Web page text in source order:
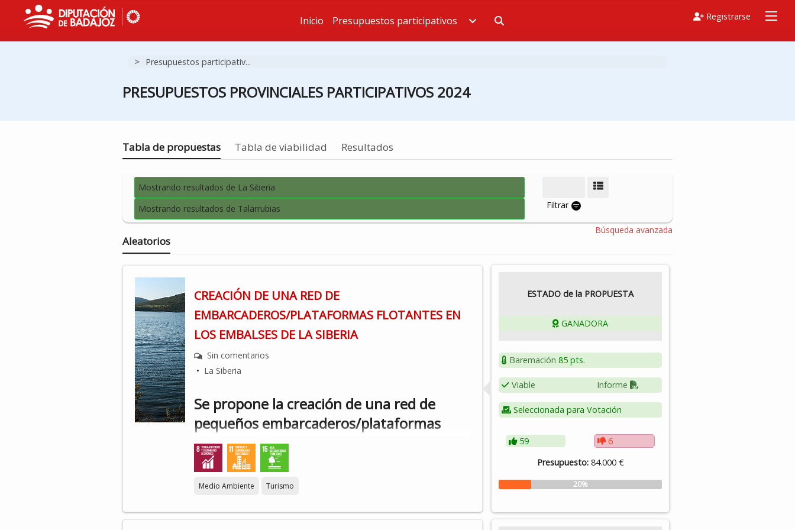
Estás en
Inicio Presupuestos participativos Registrarse
> Presupuestos participativ...
PRESUPUESTOS PROVINCIALES PARTICIPATIVOS 2024
Estás en
Tabla de propuestas Tabla de viabilidad Resultados
Mostrando resultados de La Siberia
Mostrando resultados de Talarrubias
Filtrar
Búsqueda avanzada
Aleatorios
CREACIÓN DE UNA RED DE
EMBARCADEROS/PLATAFORMAS FLOTANTES EN
LOS EMBALSES DE LA SIBERIA
Sin comentarios
• La Siberia
Se propone la creación de una red de
pequeños embarcaderos/plataformas
flotantes en puntos de interés de los
embalses de La Siberia (Cijara, García de
Sola, La Serena y Orellana). Consiste en la
Medio Ambiente Turismo
ESTADO de la PROPUESTA
GANADORA
Baremación 85 pts.
Viable Informe
Seleccionada para Votación
59
6
Presupuesto: 84.000 €
20%